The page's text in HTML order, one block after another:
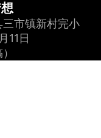
市镇新村完小
11日